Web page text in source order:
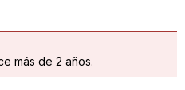
más de 2 años.